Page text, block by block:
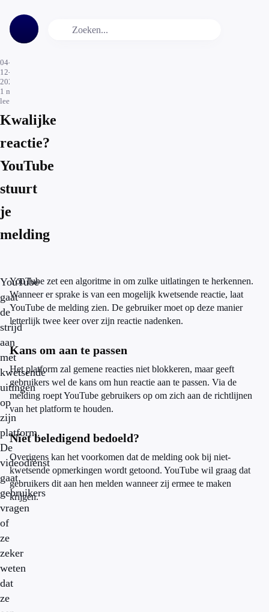
04-
12-
2020
1 min.
leestijd
Kwalijke
reactie?
YouTube
stuurt
je
melding
YouTube
gaat
de
strijd
aan
met
kwetsende
uitingen
op
zijn
platform.
De
videodienst
gaat
gebruikers
vragen
of
ze
zeker
weten
dat
ze
YouTube zet een algoritme in om zulke uitlatingen te herkennen.
Wanneer er sprake is van een mogelijk kwetsende reactie, laat
YouTube de melding zien. De gebruiker moet op deze manier
letterlijk twee keer over zijn reactie nadenken.
Kans om aan te passen
Het platform zal gemene reacties niet blokkeren, maar geeft
gebruikers wel de kans om hun reactie aan te passen. Via de
melding roept YouTube gebruikers op om zich aan de richtlijnen
van het platform te houden.
Niet beledigend bedoeld?
Overigens kan het voorkomen dat de melding ook bij niet-
kwetsende opmerkingen wordt getoond. YouTube wil graag dat
gebruikers dit aan hen melden wanneer zij ermee te maken
krijgen.